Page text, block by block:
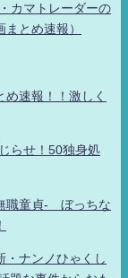
カマトレーダーの
とめ速報）
速報！！激しく
らせ！50独身処
職童貞- ぼっちな
・ナンノひゃくし